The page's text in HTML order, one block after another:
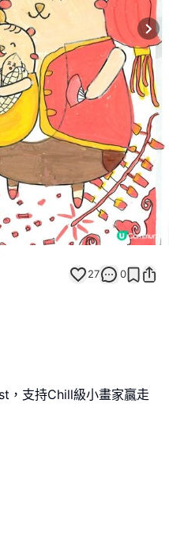
27 0
，支持Chill級小畫家贏走